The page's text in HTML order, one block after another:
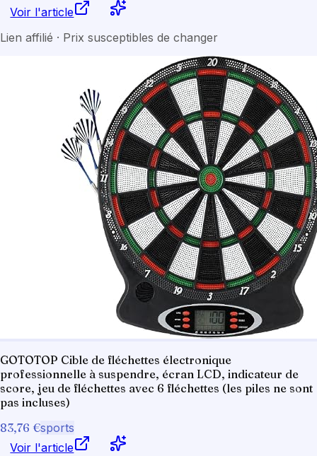
Voir l'article
Lien affilié · Prix susceptibles de changer
GOTOTOP Cible de fléchettes électronique
professionnelle à suspendre, écran LCD, indicateur de
score, jeu de fléchettes avec 6 fléchettes (les piles ne sont
pas incluses)
83,76 €sports
Voir l'article